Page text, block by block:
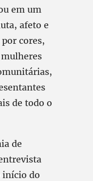
em um
afeto e
cores,
de todo o
de
início do